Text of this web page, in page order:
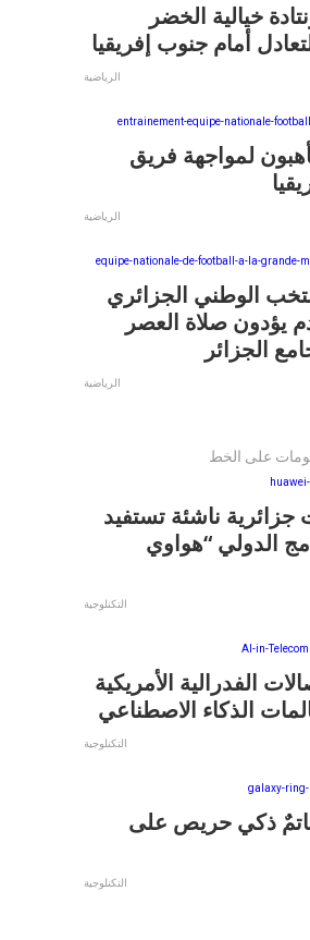
خيالية الخضر
أمام جنوب إفريقيا
الرياضية
لمواجهة فريق
الرياضية
الوطني الجزائري
يؤدون صلاة العصر
الجزائر
الرياضية
على الخط
ناشئة تستفيد
الدولي “هواوي
التكنلوجية
الفدرالية الأمريكية
الذكاء الاصطناعي
التكنلوجية
ذكي حريص على
التكنلوجية